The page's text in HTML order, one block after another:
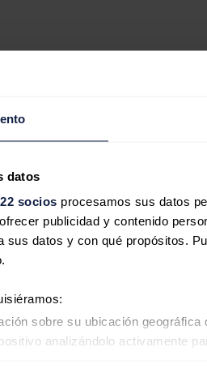
datos
socios procesamos sus datos
publicidad y contenido
sus datos y con qué propósitos.
sobre su ubicación
analizándolo activamente